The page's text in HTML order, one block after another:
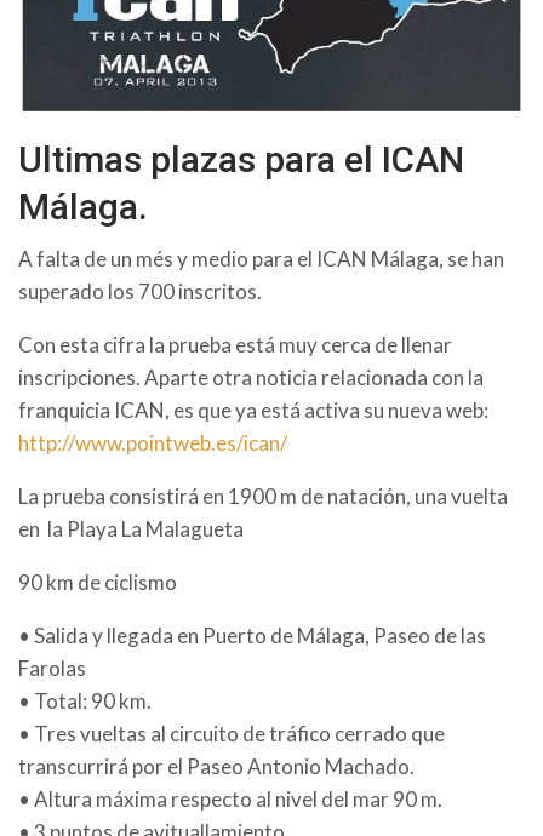
Ultimas plazas para el ICAN
Málaga.
A falta de un més y medio para el ICAN Málaga, se han
superado los 700 inscritos.
Con esta cifra la prueba está muy cerca de llenar
inscripciones. Aparte otra noticia relacionada con la
franquicia ICAN, es que ya está activa su nueva web:
http://www.pointweb.es/ican/
La prueba consistirá en 1900 m de natación, una vuelta
en la Playa La Malagueta
90 km de ciclismo
• Salida y llegada en Puerto de Málaga, Paseo de las
Farolas
• Total: 90 km.
• Tres vueltas al circuito de tráfico cerrado que
transcurrirá por el Paseo Antonio Machado.
• Altura máxima respecto al nivel del mar 90 m.